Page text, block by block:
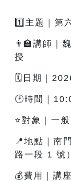
1️⃣主題｜第
👨‍🏫講師｜
授
🗓️日期｜
🕑時間｜
⭐對象｜一
📍地點｜南
路一段 1 號）
💰費用｜講